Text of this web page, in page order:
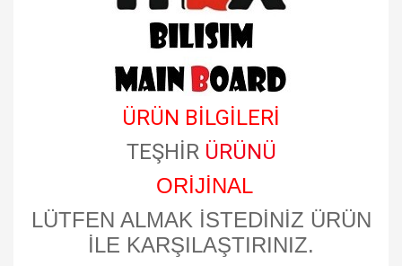
ÜRÜN BİLGİLERİ
TEŞHİR ÜRÜNÜ
ORİJİNAL
LÜTFEN ALMAK İSTEDİNİZ ÜRÜN
İLE KARŞILAŞTIRINIZ.